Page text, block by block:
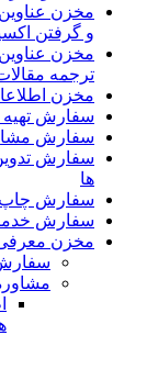
و گرفتن
مخزن
ترجمه
مخزن
سفارش تهیه
سفارش
سفارش
ها
سفارش چاپ
سفارش
مخزن